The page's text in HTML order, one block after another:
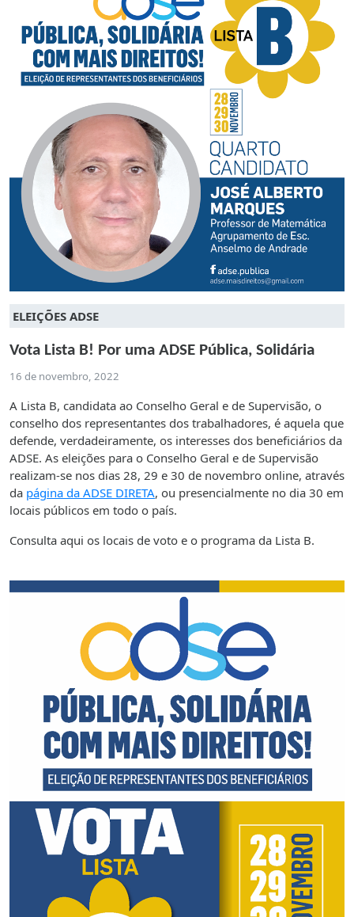
ELEIÇÕES ADSE
Vota Lista B! Por uma ADSE Pública, Solidária
16 de novembro, 2022
A Lista B, candidata ao Conselho Geral e de Supervisão, o
conselho dos representantes dos trabalhadores, é aquela que
defende, verdadeiramente, os interesses dos beneficiários da
ADSE. As eleições para o Conselho Geral e de Supervisão
realizam-se nos dias 28, 29 e 30 de novembro online, através
da página da ADSE DIRETA, ou presencialmente no dia 30 em
locais públicos em todo o país.
Consulta aqui os locais de voto e o programa da Lista B.